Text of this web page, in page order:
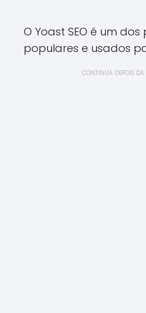
O Yoast SEO é um
populares e usados
CONTINUA DEPOIS DA